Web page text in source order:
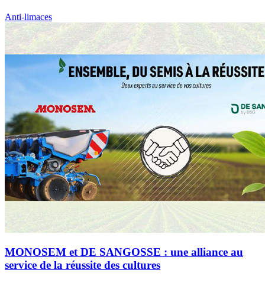
Anti-limaces
MONOSEM et DE SANGOSSE : une alliance au
service de la réussite des cultures